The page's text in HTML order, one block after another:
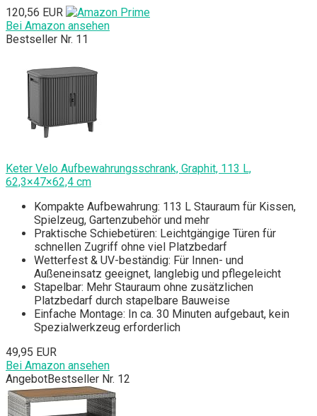
120,56 EUR
Bei Amazon ansehen
Bestseller Nr. 11
Keter Velo Aufbewahrungsschrank, Graphit, 113 L,
62,3×47×62,4 cm
Kompakte Aufbewahrung: 113 L Stauraum für Kissen,
Spielzeug, Gartenzubehör und mehr
Praktische Schiebetüren: Leichtgängige Türen für
schnellen Zugriff ohne viel Platzbedarf
Wetterfest & UV-beständig: Für Innen- und
Außeneinsatz geeignet, langlebig und pflegeleicht
Stapelbar: Mehr Stauraum ohne zusätzlichen
Platzbedarf durch stapelbare Bauweise
Einfache Montage: In ca. 30 Minuten aufgebaut, kein
Spezialwerkzeug erforderlich
49,95 EUR
Bei Amazon ansehen
AngebotBestseller Nr. 12